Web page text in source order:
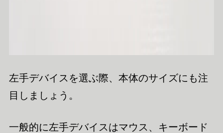
左手デバイスを選ぶ際、本体のサイズにも注
目しましょう。
一般的に左手デバイスはマウス、キーボード